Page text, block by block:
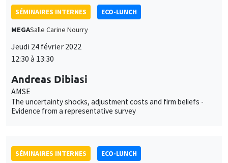
SÉMINAIRES INTERNES
ECO-LUNCH
MEGASalle Carine Nourry
Jeudi 24 février 2022
12:30 à 13:30
Andreas Dibiasi
AMSE
The uncertainty shocks, adjustment costs and firm beliefs -
Evidence from a representative survey
SÉMINAIRES INTERNES
ECO-LUNCH